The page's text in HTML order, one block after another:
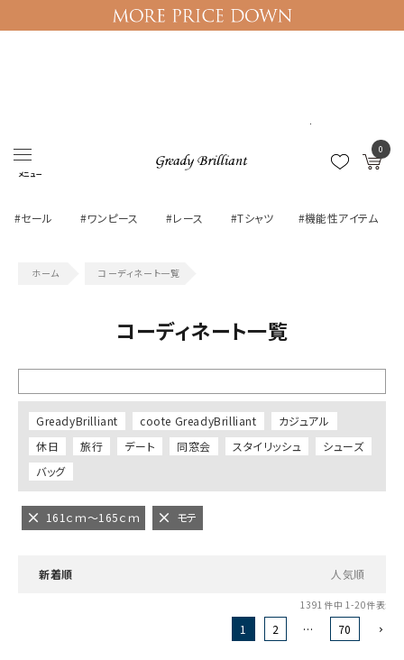
メニュー
0
マイページ
#セール #ワンピース #レース #Tシャツ #機能性アイテム
コーディネート一覧
コーディネート一覧
GreadyBrilliant coote GreadyBrilliant
カジュアル
休日
旅行 デート 同窓会 スタイリッシュ
シューズ
バッグ
161ｃｍ～165ｃｍ モテ
新着順 人気順
1391 件中 1-20件表示
1 2 … 70